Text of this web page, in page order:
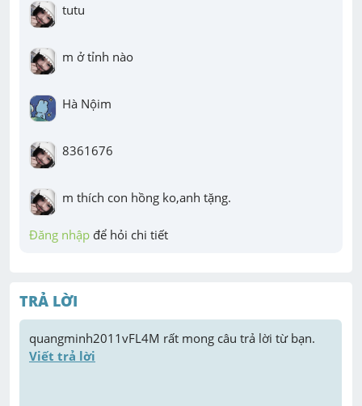
tutu
m ở tỉnh nào
Hà Nộim
8361676
m thích con hồng ko,anh tặng.
Đăng nhập để hỏi chi tiết
TRẢ LỜI
quangminh2011vFL4M
Viết trả lời